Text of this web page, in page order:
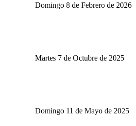
Domingo 8 de Febrero de 2026
Martes 7 de Octubre de 2025
Domingo 11 de Mayo de 2025